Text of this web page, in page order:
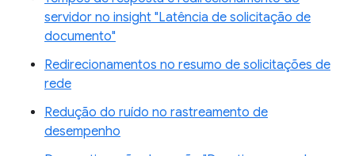
servidor no insight "Latência de solicitação de
documento"
Redirecionamentos no resumo de solicitações de
rede
Redução do ruído no rastreamento de
desempenho